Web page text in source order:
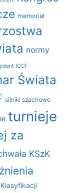
memoriał
normy
ICCF
Świata
silniki szachowe
turnieje
za
KSzK
Klasyfikacji